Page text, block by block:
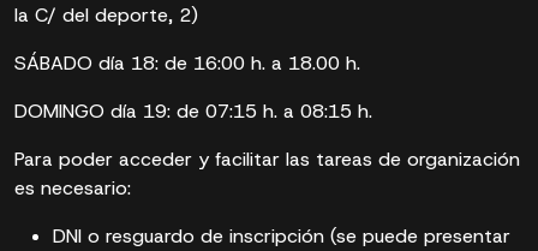
la C/ del deporte, 2)
SÁBADO día 18: de 16:00 h. a 18.00 h.
DOMINGO día 19: de 07:15 h. a 08:15 h.
Para poder acceder y facilitar las tareas de organización
es necesario:
DNI o resguardo de inscripción (se puede presentar